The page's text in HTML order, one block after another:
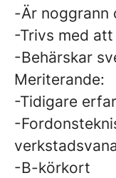
-Är noggrann
-Trivs med
-Behärskar
Meriterande:
-Tidigare
-
-B-körkort